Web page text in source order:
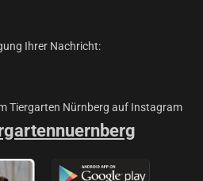
Ihrer Nachricht:
Tiergarten Nürnberg auf Instagram